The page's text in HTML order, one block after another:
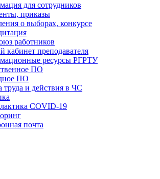
для сотрудников
приказы
о выборах, конкурсе
работников
кабинет преподавателя
ресурсы РГРТУ
ПО
ПО
труда и действия в ЧС
COVID-19
почта